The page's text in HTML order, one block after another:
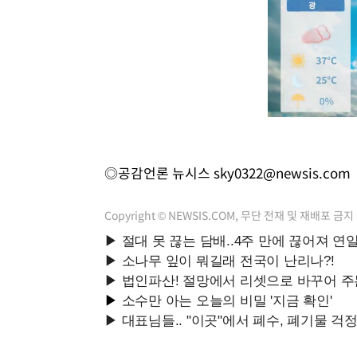
◎공감언론 뉴시스 sky0322@newsis.com
Copyright © NEWSIS.COM, 무단 전재 및 재배포 금지